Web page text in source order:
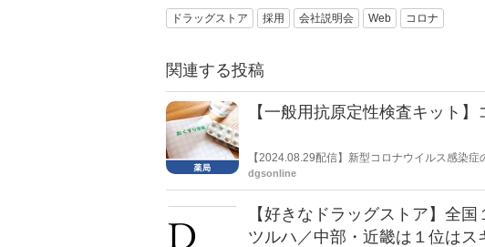
ドラッグストア 採用 会社説明会 Web コロナ
関連する投稿
【一般用抗原定性検査キット
【2024.08.29配信】新型コロナウイルス感染
トが不足している。日本薬剤師会は厚生労働省
dgsonline
【好きなドラッグストア】全
ツルハ／中部・近畿は１位は